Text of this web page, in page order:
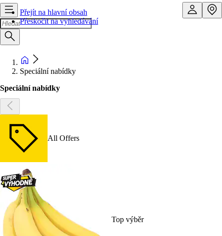
Přejít na hlavní obsah
Přeskočit na vyhledávání
Speciální nabídky
Speciální nabídky
All Offers
Top výběr